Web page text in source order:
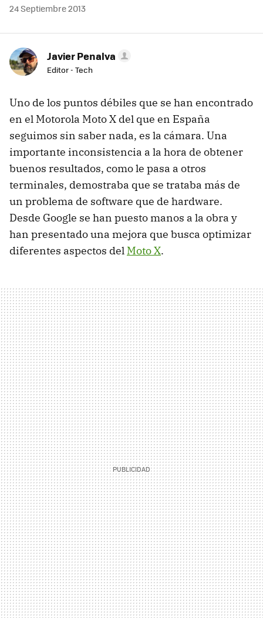
24 Septiembre 2013
Javier Penalva
Editor - Tech
Uno de los puntos débiles que se han encontrado
en el Motorola Moto X del que en España
seguimos sin saber nada, es la cámara. Una
importante inconsistencia a la hora de obtener
buenos resultados, como le pasa a otros
terminales, demostraba que se trataba más de
un problema de software que de hardware.
Desde Google se han puesto manos a la obra y
han presentado una mejora que busca optimizar
diferentes aspectos del Moto X.